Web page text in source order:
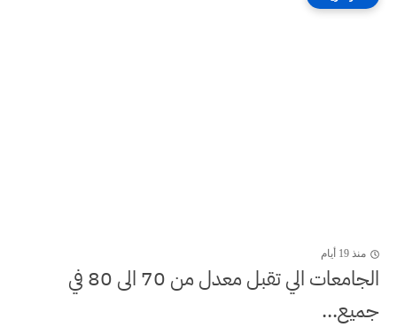
منذ 19 أيام
الجامعات الي تقبل معدل من 70 الى 80 في
جميع...